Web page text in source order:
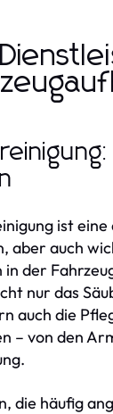
ist eine
aber auch
in der
nur das
auch die
– von den
die häufig